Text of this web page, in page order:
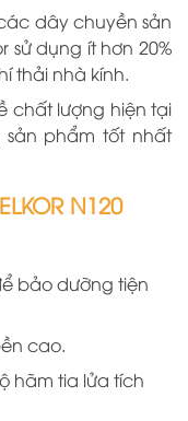
dây chuyền sản
sử dụng ít hơn 20%
thải nhà kính.
chất lượng hiện tại
phẩm tốt nhất
N120
bảo dưỡng tiện
cao.
hãm tia lửa tích